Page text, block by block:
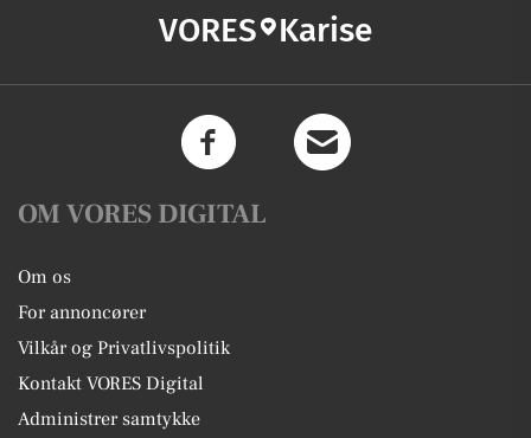
VORES Karise
OM VORES DIGITAL
Om os
For annoncører
Vilkår og Privatlivspolitik
Kontakt VORES Digital
Administrer samtykke